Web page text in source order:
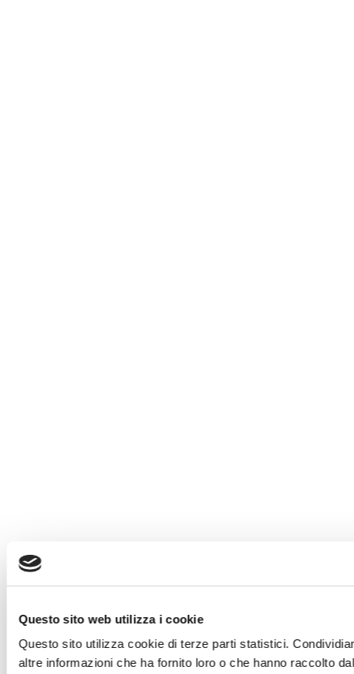
Questo sito web utilizza i cookie
Questo sito utilizza cookie di terze parti statistici.
altre informazioni che ha fornito loro o che hanno raccolto